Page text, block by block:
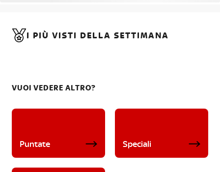
I PIÙ VISTI DELLA SETTIMANA
VUOI VEDERE ALTRO?
Puntate Speciali